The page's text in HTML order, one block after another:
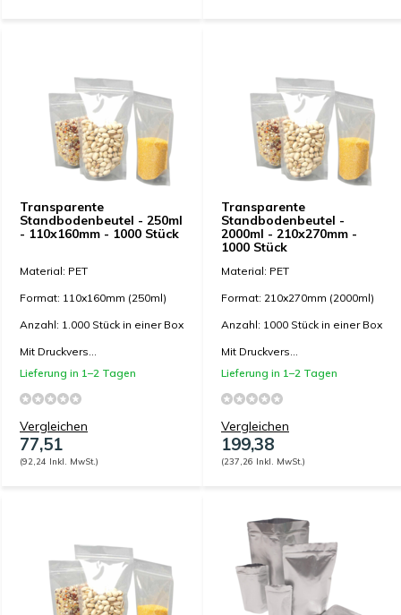
Transparente
Standbodenbeutel - 250ml
- 110x160mm - 1000 Stück
Material: PET
Format: 110x160mm (250ml)
Anzahl: 1.000 Stück in einer Box
Mit Druckvers...
Lieferung in 1–2 Tagen
Vergleichen
77,51
(92,24 Inkl. MwSt.)
Transparente
Standbodenbeutel -
2000ml - 210x270mm -
1000 Stück
Material: PET
Format: 210x270mm (2000ml)
Anzahl: 1000 Stück in einer Box
Mit Druckvers...
Lieferung in 1–2 Tagen
Vergleichen
199,38
(237,26 Inkl. MwSt.)